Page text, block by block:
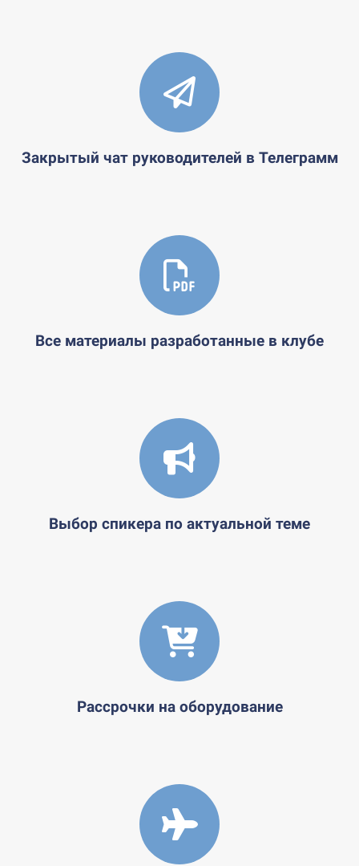
Закрытый чат руководителей в Телеграмм
Все материалы разработанные в клубе
Выбор спикера по актуальной теме
Рассрочки на оборудование